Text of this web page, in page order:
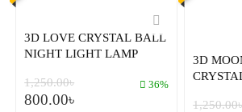
3D LOVE CRYSTAL BALL
NIGHT LIGHT LAMP
1,250.00৳
800.00৳
36%
3D
1,250.00৳